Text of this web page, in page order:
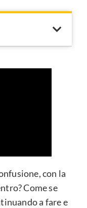
con la
Come se
a fare e